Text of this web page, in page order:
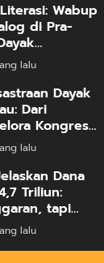
Wabup
di Pra-
lalu
Dayak
Dari
Kongres
lalu
Dana
Triliun:
tapi
lalu